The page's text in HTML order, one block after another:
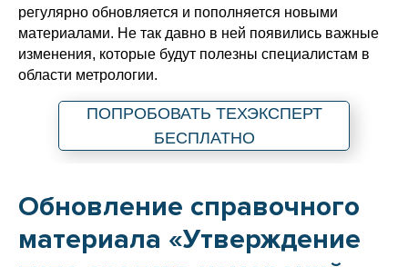
регулярно обновляется и пополняется новыми
материалами. Не так давно в ней появились важные
изменения, которые будут полезны специалистам в
области метрологии.
ПОПРОБОВАТЬ ТЕХЭКСПЕРТ
БЕСПЛАТНО
Обновление справочного
материала «Утверждение